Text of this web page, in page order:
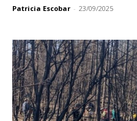
Patricia Escobar - 23/09/2025